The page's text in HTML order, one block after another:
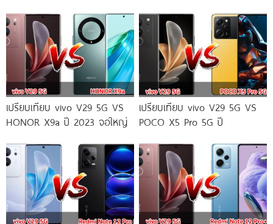
เปรียบเทียบ vivo V29 5G VS
HONOR X9a ปี 2023 จอใหญ่
เปรียบเทียบ vivo V29 5G VS
POCO X5 Pro 5G ปี